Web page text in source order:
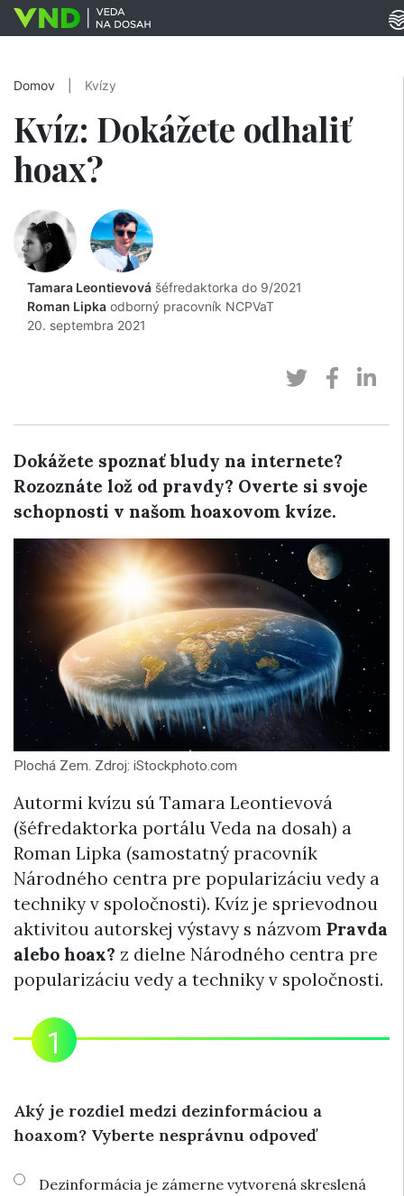
Domov Kvízy
Kvíz: Dokážete odhaliť
hoax?
Tamara Leontievová šéfredaktorka do 9/2021
Roman Lipka odborný pracovník NCPVaT
20. septembra 2021
Dokážete spoznať bludy na internete?
Rozoznáte lož od pravdy? Overte si svoje
schopnosti v našom hoaxovom kvíze.
Plochá Zem. Zdroj: iStockphoto.com
Autormi kvízu sú Tamara Leontievová
(šéfredaktorka portálu Veda na dosah) a
Roman Lipka (samostatný pracovník
Národného centra pre popularizáciu vedy a
techniky v spoločnosti). Kvíz je sprievodnou
aktivitou autorskej výstavy s názvom Pravda
alebo hoax? z dielne Národného centra pre
popularizáciu vedy a techniky v spoločnosti.
Aký je rozdiel medzi dezinformáciou a
hoaxom? Vyberte nesprávnu odpoveď
Dezinformácia je zámerne vytvorená skreslená